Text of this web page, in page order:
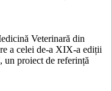
Veterinară din
a celei de-a XIX-a ediții
un proiect de referință